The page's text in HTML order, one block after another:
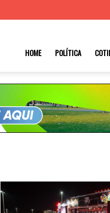
HOME POLÍTICA